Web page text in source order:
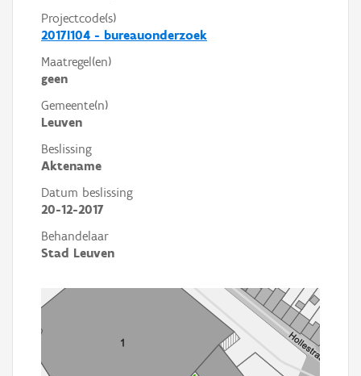
Projectcode(s)
2017I104 - bureauonderzoek
Maatregel(en)
geen
Gemeente(n)
Leuven
Beslissing
Aktename
Datum beslissing
20-12-2017
Behandelaar
Stad Leuven